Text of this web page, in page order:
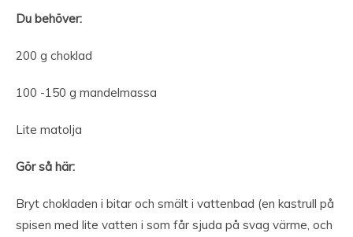
Du behöver:
200 g choklad
100 -150 g mandelmassa
Lite matolja
Gör så här:
Bryt chokladen i bitar och smält i vattenbad (en kastrull på
spisen med lite vatten i som får sjuda på svag värme, och